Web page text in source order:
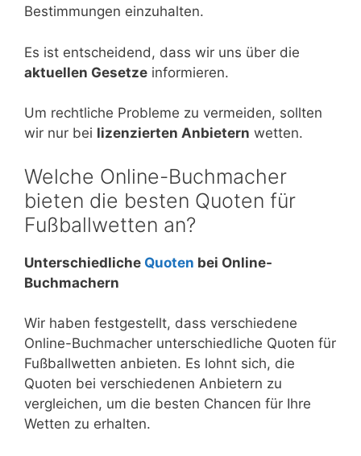
Bestimmungen einzuhalten.
Es ist entscheidend, dass wir uns über die
aktuellen Gesetze informieren.
Um rechtliche Probleme zu vermeiden, sollten
wir nur bei lizenzierten Anbietern wetten.
Welche Online-Buchmacher
bieten die besten Quoten für
Fußballwetten an?
Unterschiedliche Quoten bei Online-
Buchmachern
Wir haben festgestellt, dass verschiedene
Online-Buchmacher unterschiedliche Quoten für
Fußballwetten anbieten. Es lohnt sich, die
Quoten bei verschiedenen Anbietern zu
vergleichen, um die besten Chancen für Ihre
Wetten zu erhalten.